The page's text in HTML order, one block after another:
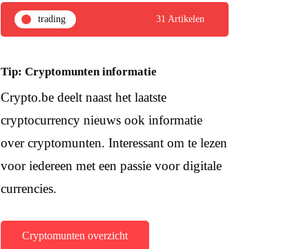
trading 31 Artikelen
Tip: Cryptomunten informatie
Crypto.be deelt naast het laatste
cryptocurrency nieuws ook informatie
over cryptomunten. Interessant om te lezen
voor iedereen met een passie voor digitale
currencies.
Cryptomunten overzicht